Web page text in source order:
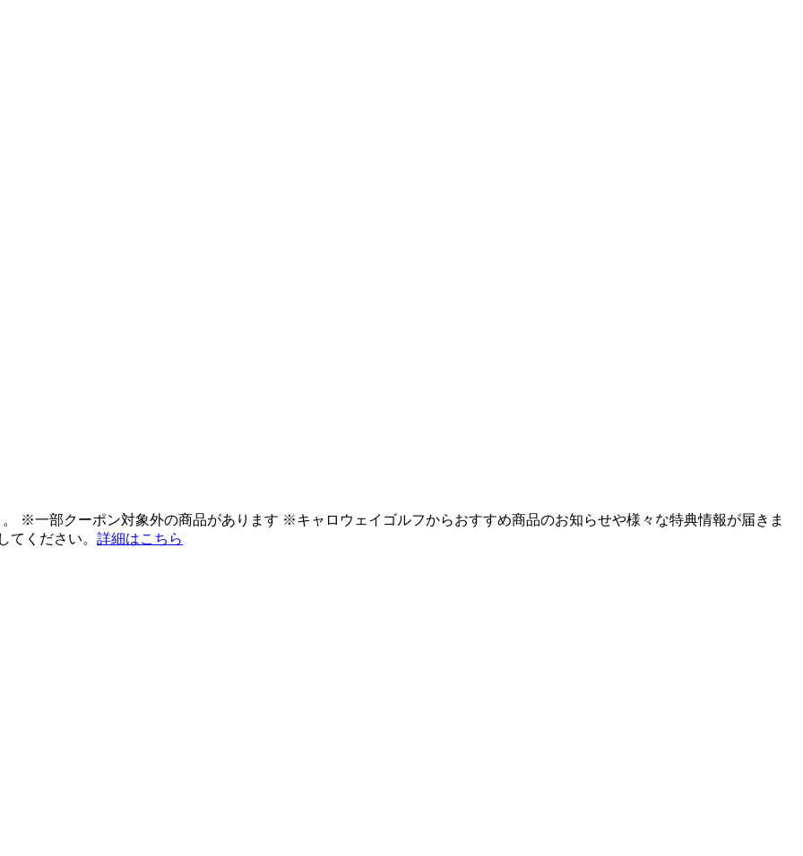
※一部クーポン対象外の商品があります ※キャロウェイゴルフからおすすめ商品のお知らせや様々な特典情報が届きま
てください。 詳細はこちら